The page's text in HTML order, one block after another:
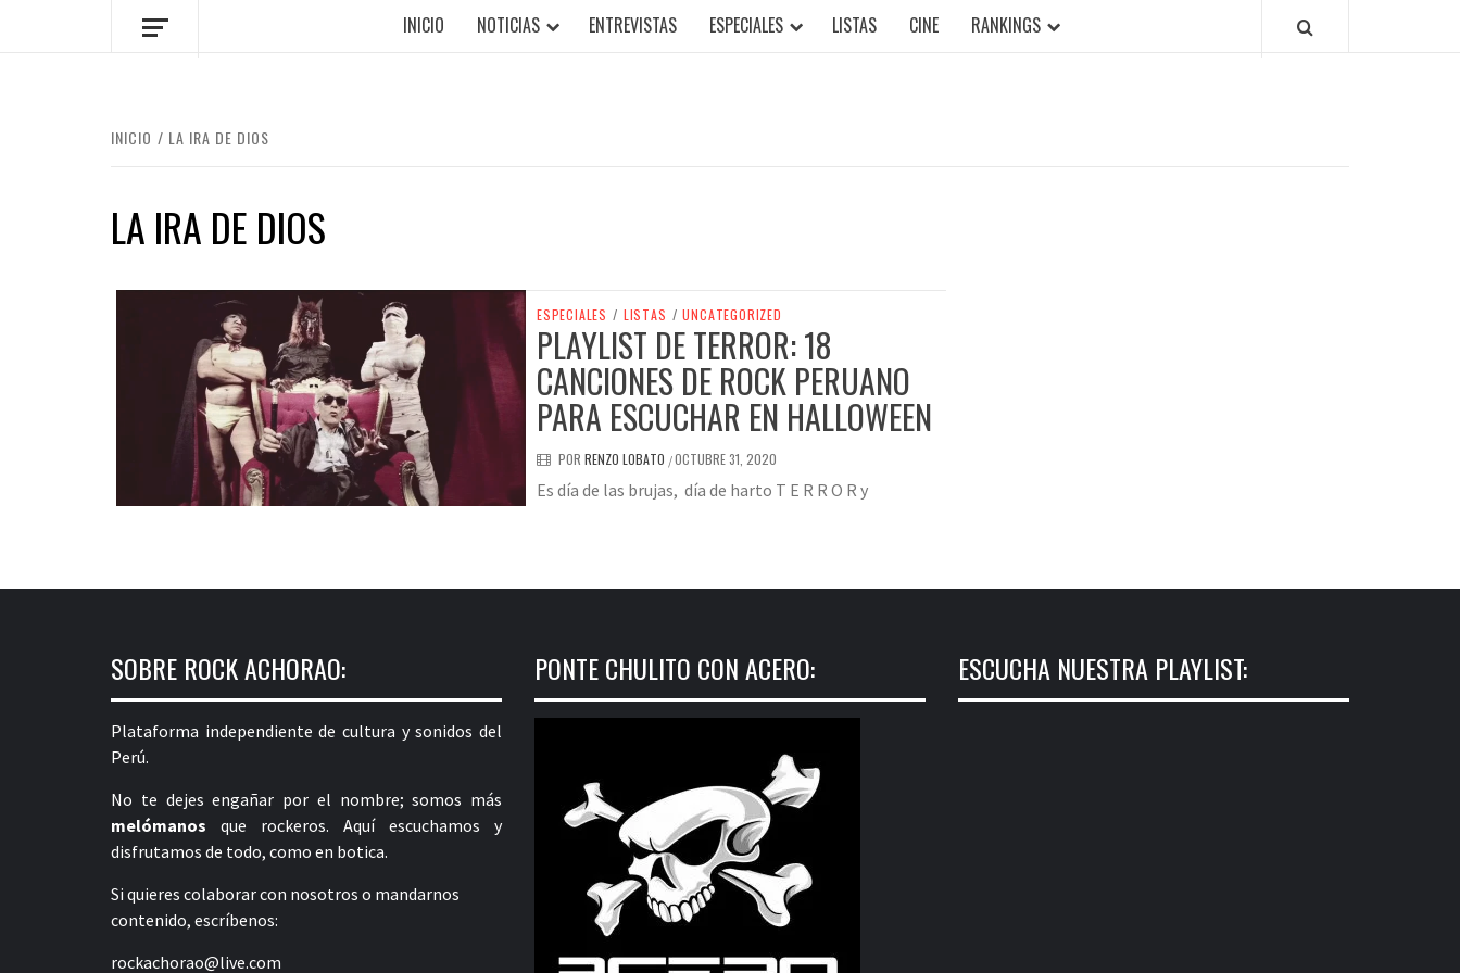
INICIO NOTICIAS ENTREVISTAS ESPECIALES LISTAS CINE RANKINGS
INICIO LA IRA DE DIOS
LA IRA DE DIOS
ESPECIALES / LISTAS / UNCATEGORIZED
PLAYLIST DE TERROR: 18
CANCIONES DE ROCK PERUANO
PARA ESCUCHAR EN HALLOWEEN
POR RENZO LOBATO /OCTUBRE 31, 2020
Es día de las brujas, día de harto T E R R O R y
SOBRE ROCK ACHORAO:
Plataforma independiente de cultura y sonidos del
Perú.
No te dejes engañar por el nombre; somos más
melómanos que rockeros. Aquí escuchamos y
disfrutamos de todo, como en botica.
Si quieres colaborar con nosotros o mandarnos
contenido, escríbenos:
rockachorao@live.com
PONTE CHULITO CON ACERO: ESCUCHA NUESTRA PLAYLIST: